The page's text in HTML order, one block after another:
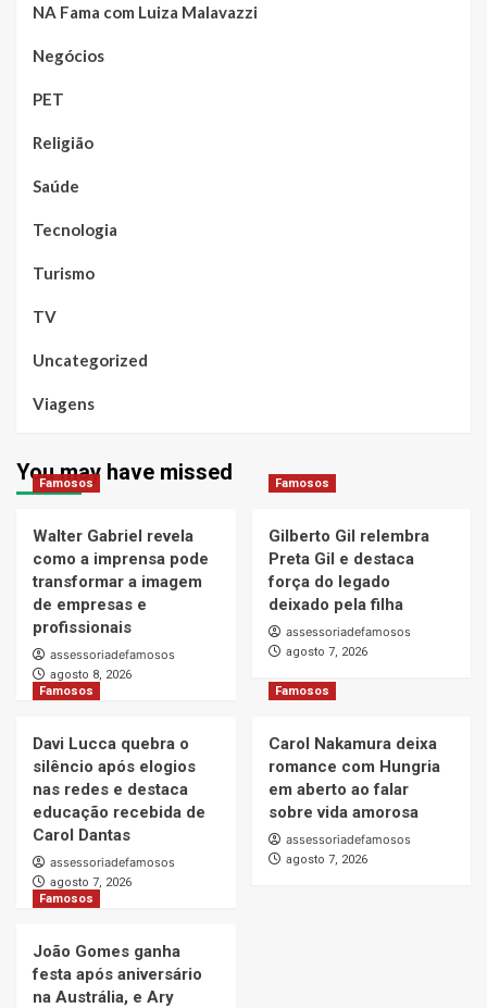
NA Fama com Luiza Malavazzi
Negócios
PET
Religião
Saúde
Tecnologia
Turismo
TV
Uncategorized
Viagens
You may have missed
Famosos
Walter Gabriel revela
como a imprensa pode
transformar a imagem
de empresas e
profissionais
assessoriadefamosos
agosto 8, 2026
Famosos
Gilberto Gil relembra
Preta Gil e destaca
força do legado
deixado pela filha
assessoriadefamosos
agosto 7, 2026
Famosos
Davi Lucca quebra o
silêncio após elogios
nas redes e destaca
educação recebida de
Carol Dantas
assessoriadefamosos
agosto 7, 2026
Famosos
Carol Nakamura deixa
romance com Hungria
em aberto ao falar
sobre vida amorosa
assessoriadefamosos
agosto 7, 2026
Famosos
João Gomes ganha
festa após aniversário
na Austrália, e Ary